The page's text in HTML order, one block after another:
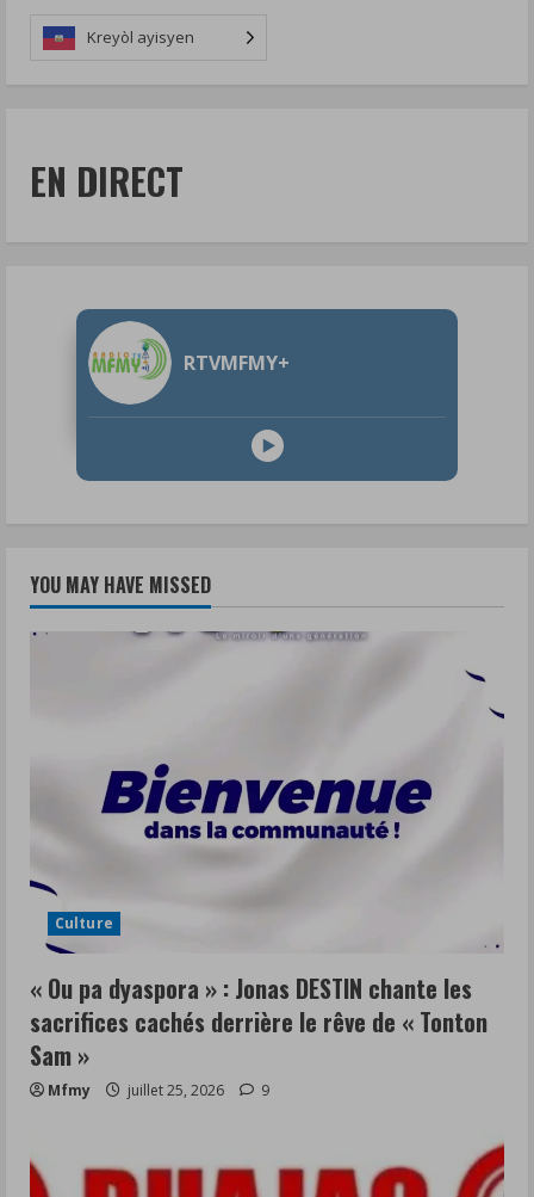
Kreyòl ayisyen
EN DIRECT
RTVMFMY+
YOU MAY HAVE MISSED
Culture
« Ou pa dyaspora » : Jonas DESTIN chante les
sacrifices cachés derrière le rêve de « Tonton
Sam »
Mfmy juillet 25, 2026 9